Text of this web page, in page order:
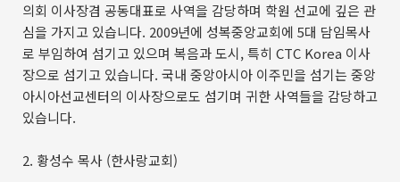
의회 이사장겸 공동대표로 사역을 감당하며 학원 선교에 깊은 관
심을 가지고 있습니다. 2009년에 성복중앙교회에 5대 담임목사
로 부임하여 섬기고 있으며 복음과 도시, 특히 CTC Korea 이사
장으로 섬기고 있습니다. 국내 중앙아시아 이주민을 섬기는 중앙
아시아선교센터의 이사장으로도 섬기며 귀한 사역들을 감당하고
있습니다.
2. 황성수 목사 (한사랑교회)